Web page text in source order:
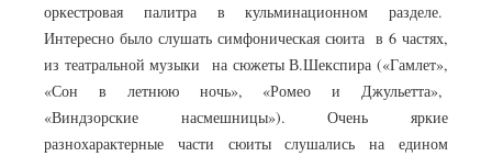
оркестровая палитра в кульминационном разделе.
Интересно было слушать симфоническая сюита в 6 частях,
из театральной музыки на сюжеты В.Шекспира («Гамлет»,
«Сон в летнюю ночь», «Ромео и Джульетта»,
«Виндзорские насмешницы»). Очень яркие
разнохарактерные части сюиты слушались на едином